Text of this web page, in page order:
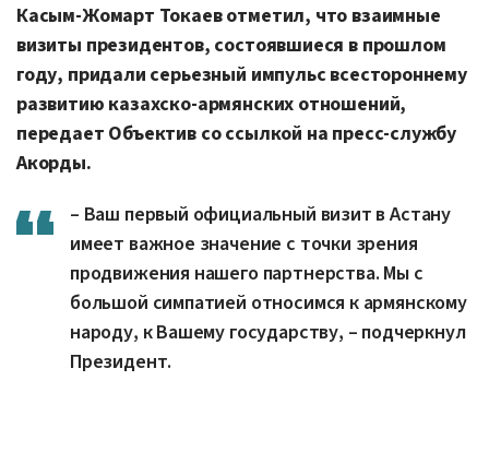
Касым-Жомарт Токаев отметил, что взаимные
визиты президентов, состоявшиеся в прошлом
году, придали серьезный импульс всестороннему
развитию казахско-армянских отношений,
передает Объектив со ссылкой на пресс-службу
Акорды.
– Ваш первый официальный визит в Астану
имеет важное значение с точки зрения
продвижения нашего партнерства. Мы с
большой симпатией относимся к армянскому
народу, к Вашему государству, – подчеркнул
Президент.